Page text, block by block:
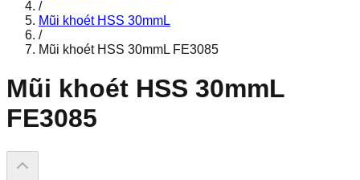
/
Mũi khoét HSS 30mmL
/
Mũi khoét HSS 30mmL FE3085
Mũi khoét HSS 30mmL
FE3085